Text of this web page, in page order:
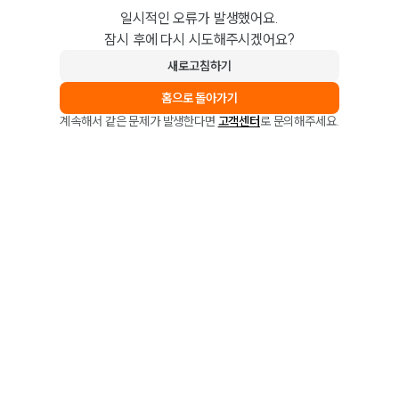
일시적인 오류가 발생했어요.
잠시 후에 다시 시도해주시겠어요?
새로고침하기
홈으로 돌아가기
계속해서 같은 문제가 발생한다면 고객센터로 문의해주세요.